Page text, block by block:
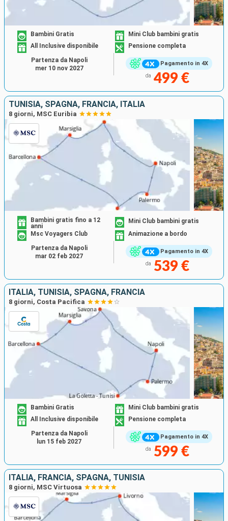
Pagamento in 4X
Bambini Gratis
Mini Club bambini gratis
All Inclusive disponibile
Pensione completa
da 499 €
Partenza da Napoli
mer 10 nov 2027
TUNISIA, SPAGNA, FRANCIA, ITALIA
8 giorni, MSC Euribia
Pagamento in 4X
Bambini gratis fino a 12
anni
Mini Club bambini gratis
Msc Voyagers Club
Animazione a bordo
da 539 €
Partenza da Napoli
mar 02 feb 2027
ITALIA, TUNISIA, SPAGNA, FRANCIA
8 giorni, Costa Pacifica
Pagamento in 4X
Bambini Gratis
Mini Club bambini gratis
All Inclusive disponibile
Pensione completa
da 599 €
Partenza da Napoli
lun 15 feb 2027
ITALIA, FRANCIA, SPAGNA, TUNISIA
8 giorni, MSC Virtuosa